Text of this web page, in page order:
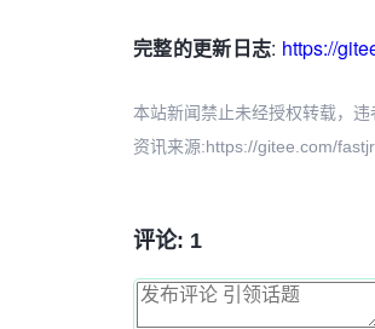
完整的更新日志: https://
本站新闻禁止未经授权转载，
资讯来源:https://gitee.com/
评论: 1